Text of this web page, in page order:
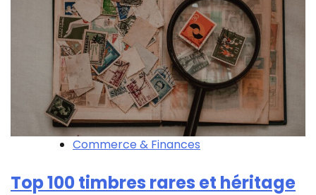
Commerce & Finances
Top 100 timbres rares et héritage